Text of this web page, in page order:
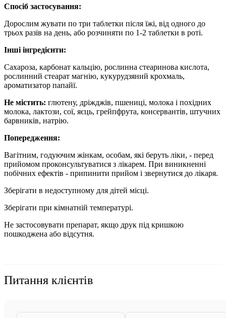
Спосіб застосування:
Дорослим жувати по три таблетки після їжі, від одного до
трьох разів на день, або розчиняти по 1-2 таблетки в роті.
Інші інгредієнти:
Сахароза, карбонат кальцію, рослинна стеаринова кислота,
рослинний стеарат магнію, кукурудзяний крохмаль,
ароматизатор папайї.
Не містить: глютену, дріжджів, пшениці, молока і похідних
молока, лактози, сої, яєць, грейпфрута, консервантів, штучних
барвників, натрію.
Попередження:
Вагітним, годуючим жінкам, особам, які беруть ліки, - перед
прийомом проконсультуватися з лікарем. При виникненні
побічних ефектів - припинити прийом і звернутися до лікаря.
Зберігати в недоступному для дітей місці.
Зберігати при кімнатній температурі.
Не застосовувати препарат, якщо друк під кришкою
пошкоджена або відсутня.
Питання клієнтів